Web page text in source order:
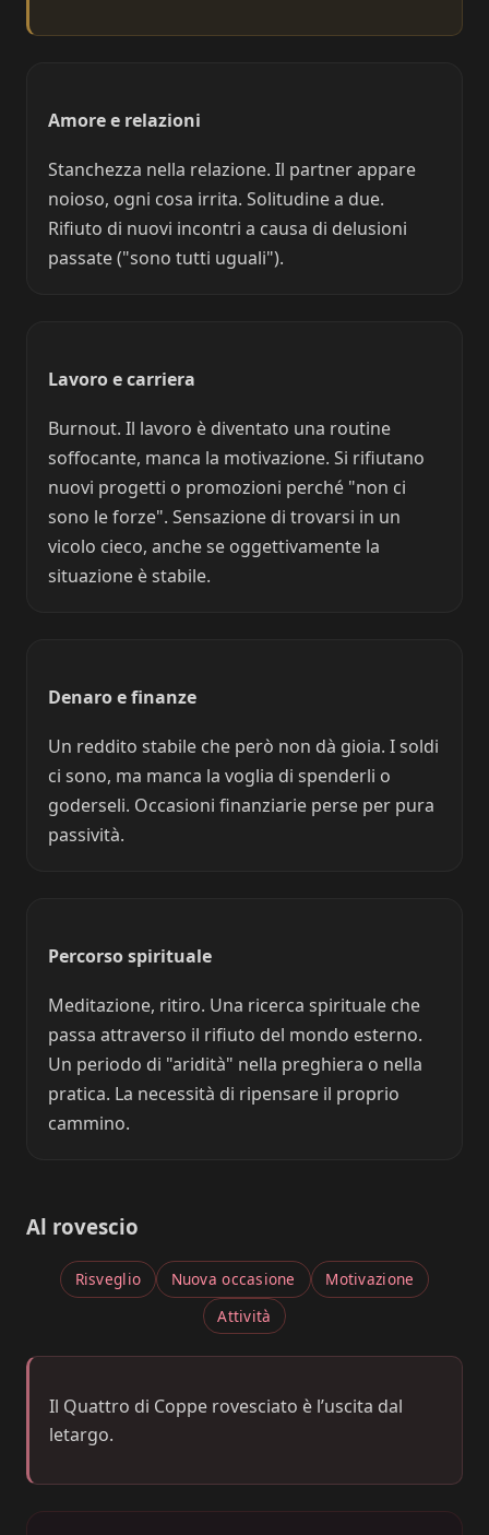
Amore e relazioni
Stanchezza nella relazione. Il partner appare
noioso, ogni cosa irrita. Solitudine a due.
Rifiuto di nuovi incontri a causa di delusioni
passate ("sono tutti uguali").
Lavoro e carriera
Burnout. Il lavoro è diventato una routine
soffocante, manca la motivazione. Si rifiutano
nuovi progetti o promozioni perché "non ci
sono le forze". Sensazione di trovarsi in un
vicolo cieco, anche se oggettivamente la
situazione è stabile.
Denaro e finanze
Un reddito stabile che però non dà gioia. I soldi
ci sono, ma manca la voglia di spenderli o
goderseli. Occasioni finanziarie perse per pura
passività.
Percorso spirituale
Meditazione, ritiro. Una ricerca spirituale che
passa attraverso il rifiuto del mondo esterno.
Un periodo di "aridità" nella preghiera o nella
pratica. La necessità di ripensare il proprio
cammino.
Al rovescio
Risveglio Nuova occasione
Motivazione
Attività
Il Quattro di Coppe rovesciato è l’uscita dal
letargo.